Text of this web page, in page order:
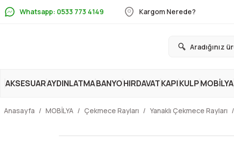
Whatsapp: 0533 773 4149 Kargom Nerede?
AKSESUARAYDINLATMABANYOHIRDAVATKAPIKULPMOBİLYA
Anasayfa MOBİLYA Çekmece Rayları Yanaklı Çekmece Rayları